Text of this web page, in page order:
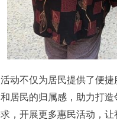
动不仅为居民提供了便
居民的归属感，助力打
，开展更多惠民活动，